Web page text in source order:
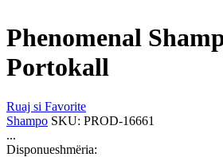
Phenomenal
Portokall
Ruaj si Favorite
Shampo SKU: PROD-16661
...
Disponueshmëria: